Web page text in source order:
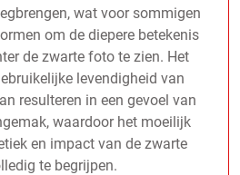
wat voor sommigen
om de diepere betekenis
de zwarte foto te zien. Het
levendigheid van
resulteren in een gevoel van
waardoor het moeilijk
en impact van de zwarte
te begrijpen.